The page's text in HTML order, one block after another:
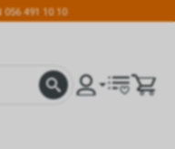
056 491 10 10